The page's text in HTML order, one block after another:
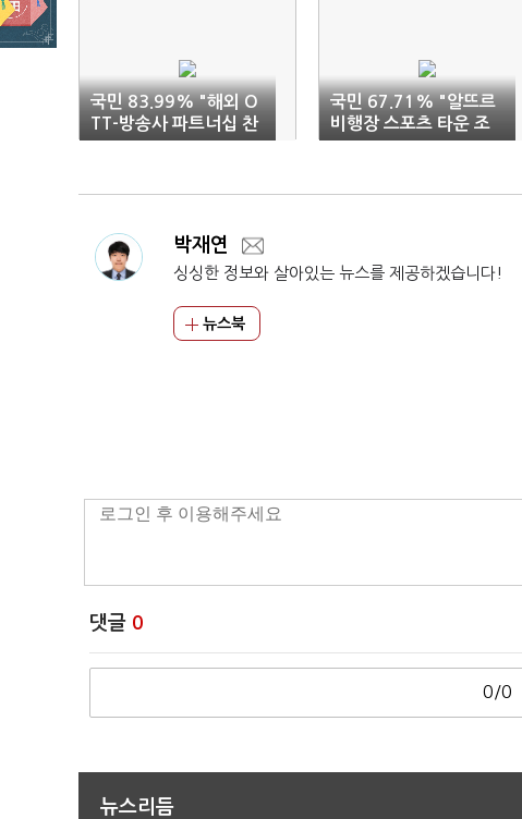
국민 83.99% "해외 O
TT-방송사 파트너십 찬
성"
국민 67.71% "알뜨르
비행장 스포츠 타운 조
성 반대"
박재연
싱싱한 정보와 살아있는 뉴스를 제공하겠습니다!
뉴스북
댓글 0
0/0
뉴스리듬